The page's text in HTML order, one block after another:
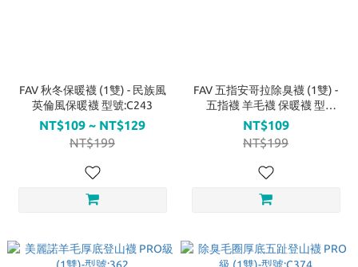
FAV 秋冬保暖襪 (1雙) - 民族風
英倫風保暖襪 型號:C243
NT$109 ~ NT$129
NT$199
FAV 五指安哥拉除臭襪 (1雙) -
五指襪 羊毛襪 保暖襪 型
號:T235
NT$109
NT$199